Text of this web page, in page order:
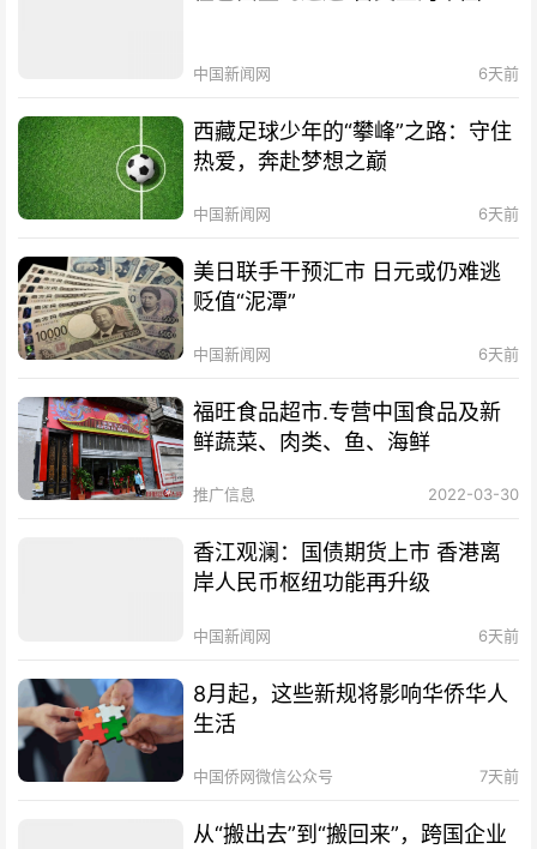
中国新闻网 6天前
西藏足球少年的“攀峰”之路：守住
热爱，奔赴梦想之巅
中国新闻网 6天前
美日联手干预汇市 日元或仍难逃
贬值“泥潭”
中国新闻网 6天前
福旺食品超市.专营中国食品及新
鲜蔬菜、肉类、鱼、海鲜
推广信息 2022-03-30
香江观澜：国债期货上市 香港离
岸人民币枢纽功能再升级
中国新闻网 6天前
8月起，这些新规将影响华侨华人
生活
中国侨网微信公众号 7天前
从“搬出去”到“搬回来”，跨国企业